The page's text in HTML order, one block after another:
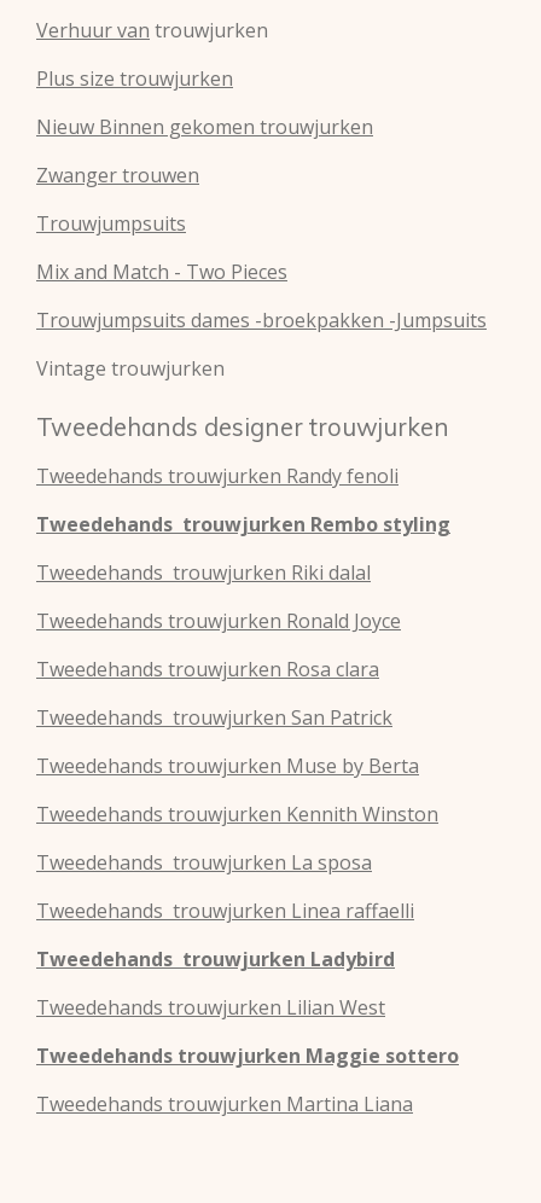
Verhuur van trouwjurken
Plus size trouwjurken
Nieuw Binnen gekomen trouwjurken
Zwanger trouwen
Trouwjumpsuits
Mix and Match - Two Pieces
Trouwjumpsuits dames -broekpakken -Jumpsuits
Vintage trouwjurken
Tweedehands designer trouwjurken
Tweedehands trouwjurken Randy fenoli
Tweedehands trouwjurken Rembo styling
Tweedehands trouwjurken Riki dalal
Tweedehands trouwjurken Ronald Joyce
Tweedehands trouwjurken Rosa clara
Tweedehands trouwjurken San Patrick
Tweedehands trouwjurken Muse by Berta
Tweedehands trouwjurken Kennith Winston
Tweedehands trouwjurken La sposa
Tweedehands trouwjurken Linea raffaelli
Tweedehands trouwjurken Ladybird
Tweedehands trouwjurken Lilian West
Tweedehands trouwjurken Maggie sottero
Tweedehands trouwjurken Martina Liana